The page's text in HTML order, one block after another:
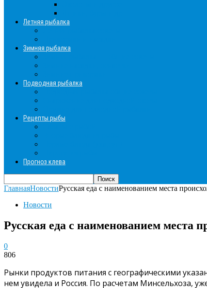
Летняя рыбалка
Зимняя рыбалка
Подводная рыбалка
Рецепты рыбы
Прогноз клева
ГлавнаяНовостиРусская еда с наименованием места
Новости
Русская еда с наименованием места
0
806
Рынки продуктов питания с географическими
нем увидела и Россия. По расчетам Минсельхоза,